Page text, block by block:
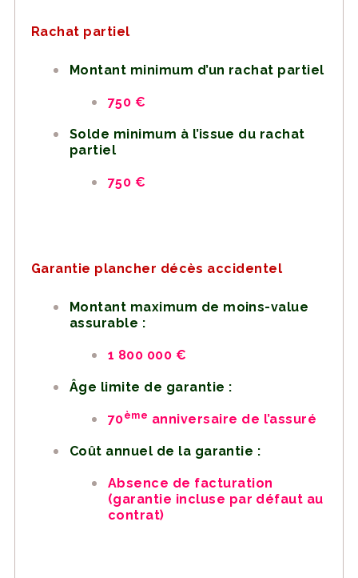
Rachat partiel
Montant minimum d’un rachat partiel
750 €
Solde minimum à l’issue du rachat
partiel
750 €
Garantie plancher décès accidentel
Montant maximum de moins-value
assurable :
1 800 000 €
Âge limite de garantie :
70ème anniversaire de l’assuré
Coût annuel de la garantie :
Absence de facturation
(garantie incluse par défaut au
contrat)